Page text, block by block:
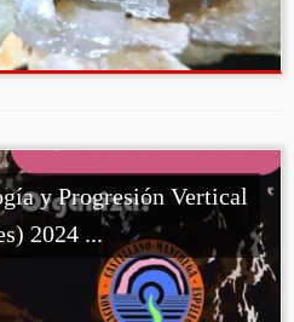
y Progresión Vertical
2024 ...